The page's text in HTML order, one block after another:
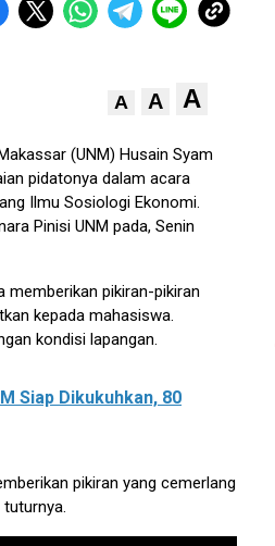
A A A
(UNM) Husain Syam
pidatonya dalam acara
Ilmu Sosiologi Ekonomi.
Pinisi UNM pada, Senin
memberikan pikiran-pikiran
kepada mahasiswa.
kondisi lapangan.
Siap Dikukuhkan, 80
pikiran yang cemerlang